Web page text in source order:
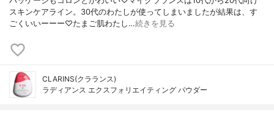
スキンケアライン。30代のわたしが使ってしまいましたが結果は、す
ごくいいーーー♡たまご肌わたし…続きを見る
CLARINS(クラランス)
ラディアンス エクスフォリエイティング パウダー